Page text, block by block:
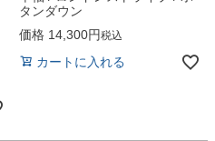
タンダウン
価格 14,300 税込
カートに入れる